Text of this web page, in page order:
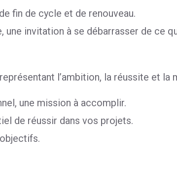
fin de cycle et de renouveau.
invitation à se débarrasser de ce
l’ambition, la réussite et la
une mission à accomplir.
de réussir dans vos projets.